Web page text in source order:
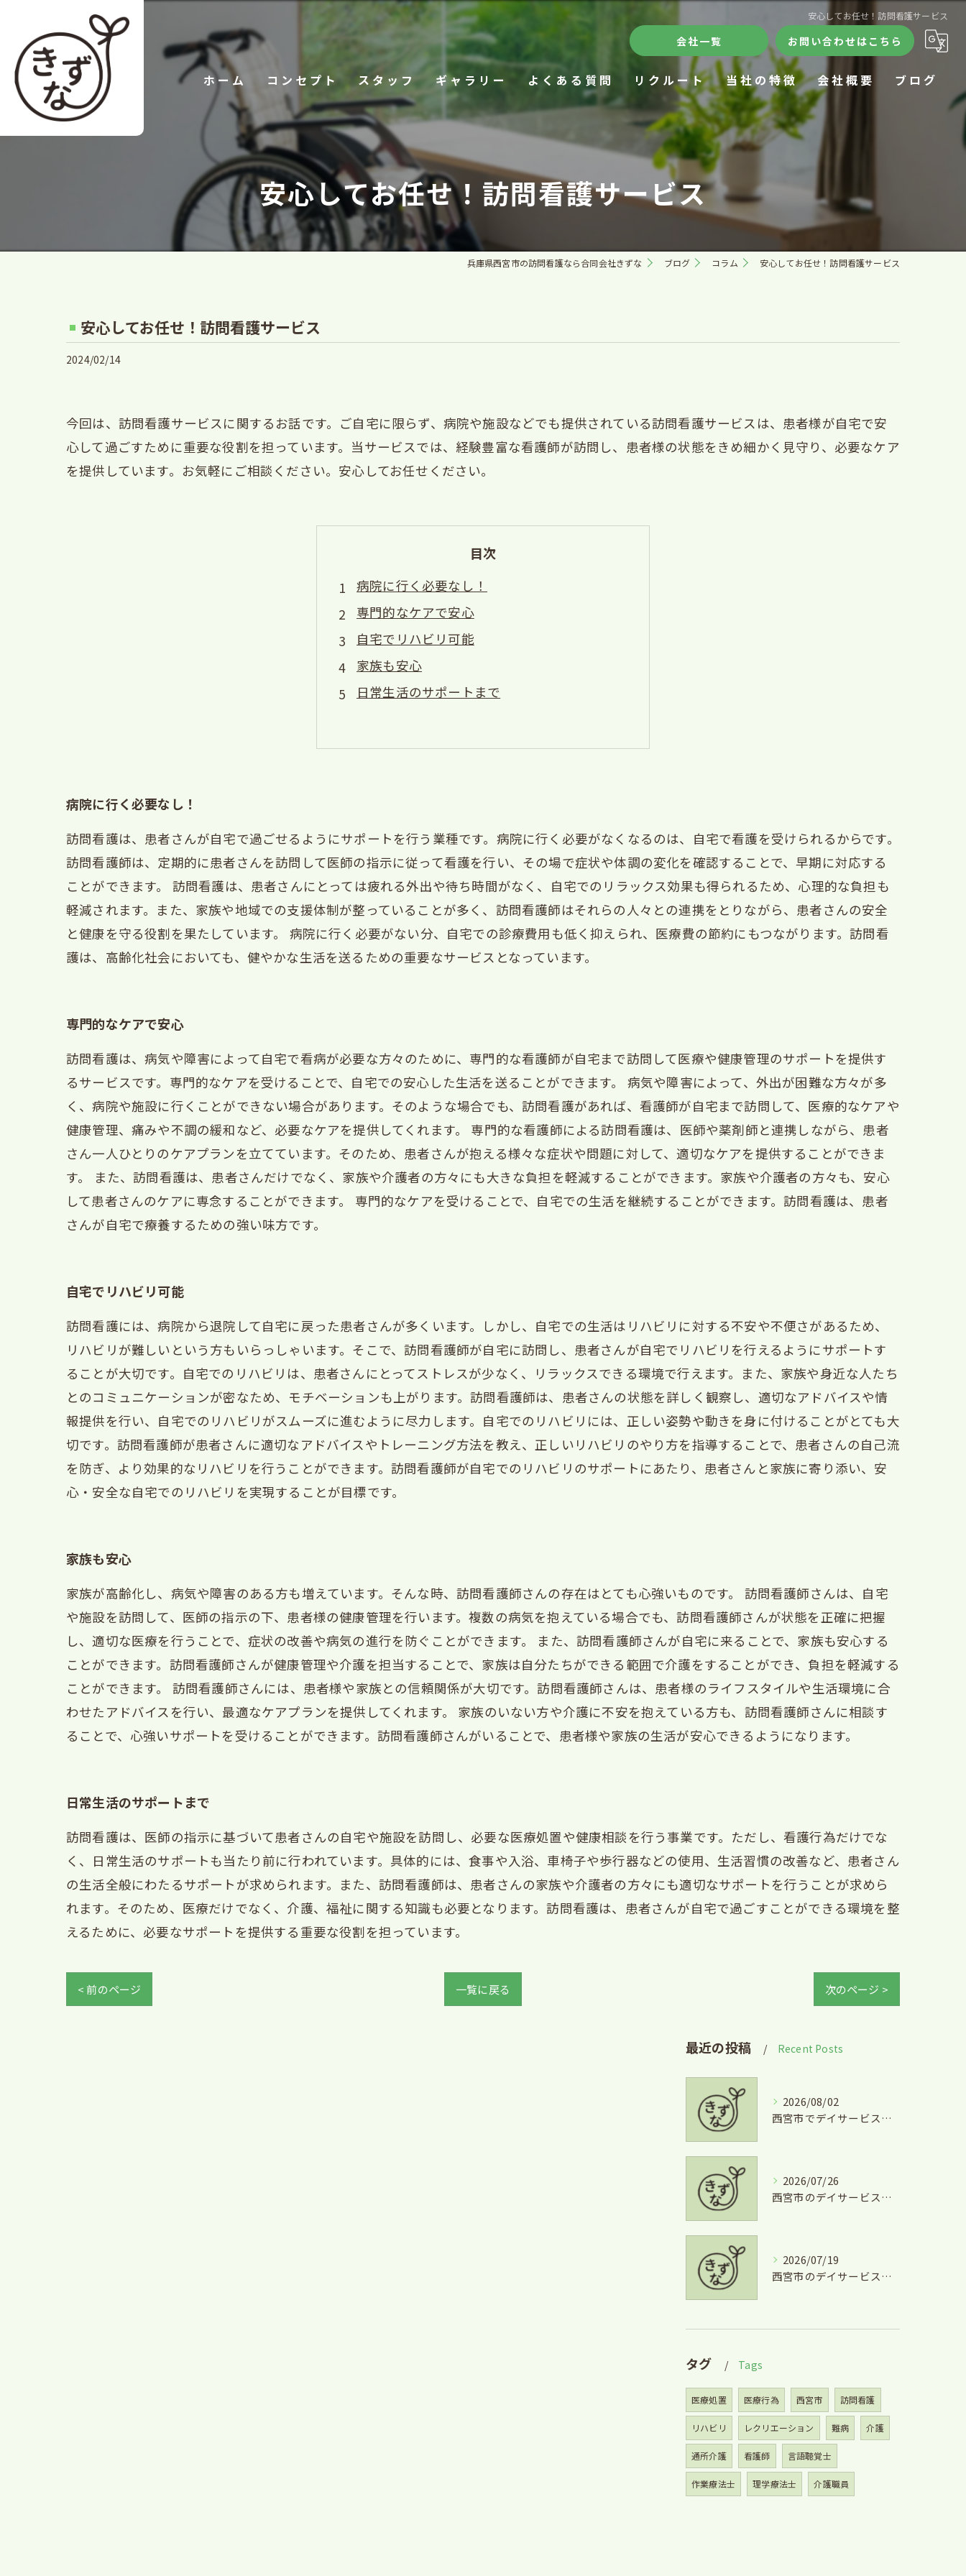
安心してお任せ！訪問看護サービス
会社一覧 お問い合わせはこちら
ホーム コンセプト スタッフ ギャラリー よくある質問 リクルート 当社の特徴
ケアハウス
24時間
在宅療養
会社概要
合同会社きずな
ケアハウスきずな
きずなデイサロン
ブログ
安心してお任せ！訪問看護サービス
兵庫県西宮市の訪問看護なら合同会社きずな ブログ コラム 安心してお任せ！訪問看護サービス
安心してお任せ！訪問看護サービス
2024/02/14
今回は、訪問看護サービスに関するお話です。ご自宅に限らず、病院や施設などでも提供されている訪問看護サービスは、患者様が自宅で安
心して過ごすために重要な役割を担っています。当サービスでは、経験豊富な看護師が訪問し、患者様の状態をきめ細かく見守り、必要なケア
を提供しています。お気軽にご相談ください。安心してお任せください。
目次
病院に行く必要なし！
専門的なケアで安心
自宅でリハビリ可能
家族も安心
日常生活のサポートまで
病院に行く必要なし！
訪問看護は、患者さんが自宅で過ごせるようにサポートを行う業種です。病院に行く必要がなくなるのは、自宅で看護を受けられるからです。
訪問看護師は、定期的に患者さんを訪問して医師の指示に従って看護を行い、その場で症状や体調の変化を確認することで、早期に対応する
ことができます。 訪問看護は、患者さんにとっては疲れる外出や待ち時間がなく、自宅でのリラックス効果も得られるため、心理的な負担も
軽減されます。また、家族や地域での支援体制が整っていることが多く、訪問看護師はそれらの人々との連携をとりながら、患者さんの安全
と健康を守る役割を果たしています。 病院に行く必要がない分、自宅での診療費用も低く抑えられ、医療費の節約にもつながります。訪問看
護は、高齢化社会においても、健やかな生活を送るための重要なサービスとなっています。
専門的なケアで安心
訪問看護は、病気や障害によって自宅で看病が必要な方々のために、専門的な看護師が自宅まで訪問して医療や健康管理のサポートを提供す
るサービスです。専門的なケアを受けることで、自宅での安心した生活を送ることができます。 病気や障害によって、外出が困難な方々が多
く、病院や施設に行くことができない場合があります。そのような場合でも、訪問看護があれば、看護師が自宅まで訪問して、医療的なケアや
健康管理、痛みや不調の緩和など、必要なケアを提供してくれます。 専門的な看護師による訪問看護は、医師や薬剤師と連携しながら、患者
さん一人ひとりのケアプランを立てています。そのため、患者さんが抱える様々な症状や問題に対して、適切なケアを提供することができま
す。 また、訪問看護は、患者さんだけでなく、家族や介護者の方々にも大きな負担を軽減することができます。家族や介護者の方々も、安心
して患者さんのケアに専念することができます。 専門的なケアを受けることで、自宅での生活を継続することができます。訪問看護は、患者
さんが自宅で療養するための強い味方です。
自宅でリハビリ可能
訪問看護には、病院から退院して自宅に戻った患者さんが多くいます。しかし、自宅での生活はリハビリに対する不安や不便さがあるため、
リハビリが難しいという方もいらっしゃいます。そこで、訪問看護師が自宅に訪問し、患者さんが自宅でリハビリを行えるようにサポートす
ることが大切です。自宅でのリハビリは、患者さんにとってストレスが少なく、リラックスできる環境で行えます。また、家族や身近な人たち
とのコミュニケーションが密なため、モチベーションも上がります。訪問看護師は、患者さんの状態を詳しく観察し、適切なアドバイスや情
報提供を行い、自宅でのリハビリがスムーズに進むように尽力します。自宅でのリハビリには、正しい姿勢や動きを身に付けることがとても大
切です。訪問看護師が患者さんに適切なアドバイスやトレーニング方法を教え、正しいリハビリのやり方を指導することで、患者さんの自己流
を防ぎ、より効果的なリハビリを行うことができます。訪問看護師が自宅でのリハビリのサポートにあたり、患者さんと家族に寄り添い、安
心・安全な自宅でのリハビリを実現することが目標です。
家族も安心
家族が高齢化し、病気や障害のある方も増えています。そんな時、訪問看護師さんの存在はとても心強いものです。 訪問看護師さんは、自宅
や施設を訪問して、医師の指示の下、患者様の健康管理を行います。複数の病気を抱えている場合でも、訪問看護師さんが状態を正確に把握
し、適切な医療を行うことで、症状の改善や病気の進行を防ぐことができます。 また、訪問看護師さんが自宅に来ることで、家族も安心する
ことができます。訪問看護師さんが健康管理や介護を担当することで、家族は自分たちができる範囲で介護をすることができ、負担を軽減する
ことができます。 訪問看護師さんには、患者様や家族との信頼関係が大切です。訪問看護師さんは、患者様のライフスタイルや生活環境に合
わせたアドバイスを行い、最適なケアプランを提供してくれます。 家族のいない方や介護に不安を抱えている方も、訪問看護師さんに相談す
ることで、心強いサポートを受けることができます。訪問看護師さんがいることで、患者様や家族の生活が安心できるようになります。
日常生活のサポートまで
訪問看護は、医師の指示に基づいて患者さんの自宅や施設を訪問し、必要な医療処置や健康相談を行う事業です。ただし、看護行為だけでな
く、日常生活のサポートも当たり前に行われています。具体的には、食事や入浴、車椅子や歩行器などの使用、生活習慣の改善など、患者さん
の生活全般にわたるサポートが求められます。また、訪問看護師は、患者さんの家族や介護者の方々にも適切なサポートを行うことが求めら
れます。そのため、医療だけでなく、介護、福祉に関する知識も必要となります。訪問看護は、患者さんが自宅で過ごすことができる環境を整
えるために、必要なサポートを提供する重要な役割を担っています。
< 前のページ 一覧に戻る 次のページ >
最近の投稿 Recent Posts
2026/08/02
西宮市でデイサービスとグルメを両立できる兵庫県西宮市学文殿町の魅力
2026/07/26
西宮市のデイサービスを気軽に利用するための短時間利用や費用徹底ガイド
2026/07/19
西宮市のデイサービス利用と掃除の安心サポート徹底ガイド
タグ Tags
医療処置 医療行為 西宮市 訪問看護
リハビリ レクリエーション 難病 介護
通所介護 看護師 言語聴覚士
作業療法士 理学療法士 介護職員